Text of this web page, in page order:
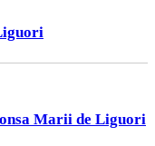
Marii de Liguori